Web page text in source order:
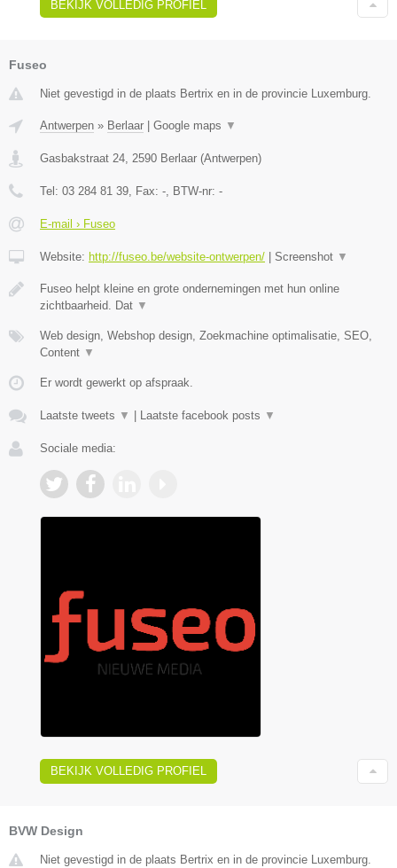
BEKIJK VOLLEDIG PROFIEL
Fuseo
Niet gevestigd in de plaats Bertrix en in de provincie Luxemburg.
Antwerpen » Berlaar Google maps ▼
Gasbakstraat 24, 2590 Berlaar (Antwerpen)
Tel: 03 284 81 39, Fax: -, BTW-nr: -
E-mail › Fuseo
Website: http://fuseo.be/website-ontwerpen/ Screenshot ▼
Fuseo helpt kleine en grote ondernemingen met hun online
zichtbaarheid. Dat ▼
Web design, Webshop design, Zoekmachine optimalisatie, SEO,
Content ▼
Er wordt gewerkt op afspraak.
Laatste tweets ▼ Laatste facebook posts ▼
Sociale media:
BEKIJK VOLLEDIG PROFIEL
BVW Design
Niet gevestigd in de plaats Bertrix en in de provincie Luxemburg.